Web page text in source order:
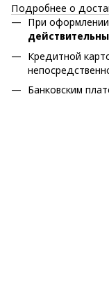
Подробнее о
При оформлении
Кредитной
Банковским